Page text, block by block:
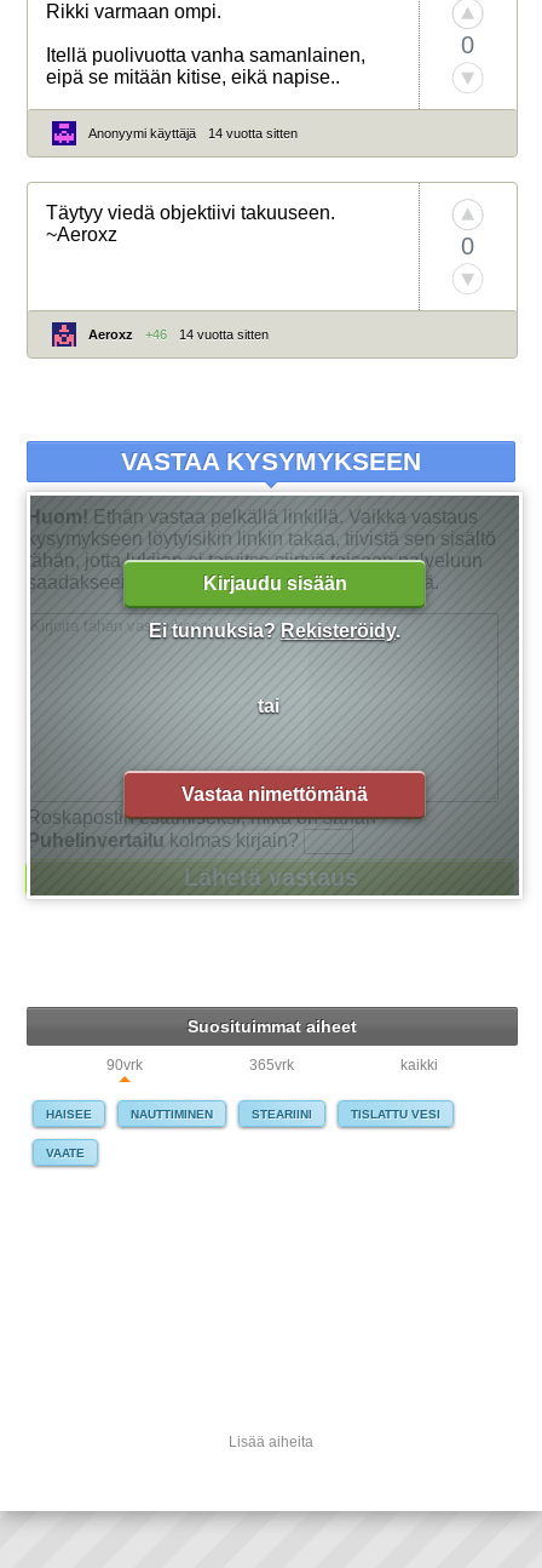
Rikki varmaan ompi.
Itellä puolivuotta vanha samanlainen,
eipä se mitään kitise, eikä napise..
0
Anonyymi käyttäjä 14 vuotta sitten
Täytyy viedä objektiivi takuuseen.
~Aeroxz
0
Aeroxz +46 14 vuotta sitten
Kirjaudu sisään
Ei tunnuksia? Rekisteröidy.
tai
Vastaa nimettömänä
VASTAA KYSYMYKSEEN
Huom! Ethän vastaa pelkällä linkillä. Vaikka vastaus
kysymykseen löytyisikin linkin takaa, tiivistä sen sisältö
tähän, jotta lukijan ei tarvitse siirtyä toiseen palveluun
saadakseen tarkan vastauksen kysymykseensä.
Roskapostin estämiseksi, mikä on sanan
Puhelinvertailu kolmas kirjain?
Suosituimmat aiheet
90vrk 365vrk kaikki
HAISEE NAUTTIMINEN STEARIINI TISLATTU VESI
VAATE
Lisää aiheita